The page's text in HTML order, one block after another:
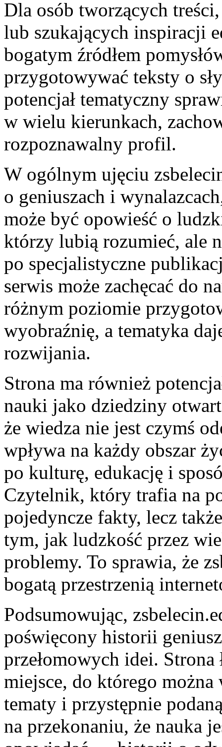
Dla osób tworzących
lub szukających inspiracji
bogatym źródłem
przygotowywać teksty o
potencjał tematyczny
w wielu kierunkach,
rozpoznawalny profil.
W ogólnym ujęciu
o geniuszach i
może być opowieść o
którzy lubią rozumieć, ale
po specjalistyczne
serwis może zachęcać do
różnym poziomie
wyobraźnię, a tematyka
rozwijania.
Strona ma również
nauki jako dziedziny
że wiedza nie jest czymś
wpływa na każdy obszar
po kulturę, edukację i
Czytelnik, który trafia na
pojedyncze fakty, lecz
tym, jak ludzkość przez
problemy. To sprawia, że
bogatą przestrzenią
Podsumowując,
poświęcony historii
przełomowych idei.
miejsce, do którego
tematy i przystępnie
na przekonaniu, że nauka